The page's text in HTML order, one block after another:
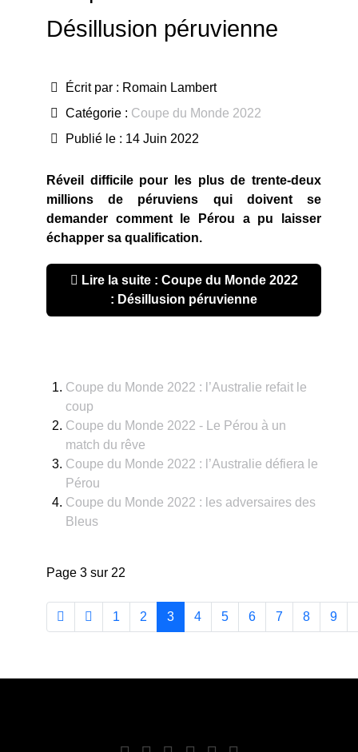
Désillusion péruvienne
Écrit par : Romain Lambert
Catégorie : Coupe du Monde 2022
Publié le : 14 Juin 2022
Réveil difficile pour les plus de trente-deux
millions de péruviens qui doivent se
demander comment le Pérou a pu laisser
échapper sa qualification.
Lire la suite : Coupe du Monde 2022
: Désillusion péruvienne
Coupe du Monde 2022 : l’Australie refait le
coup
Coupe du Monde 2022 - Le Pérou à un
match du rêve
Coupe du Monde 2022 : l’Australie défiera le
Pérou
Coupe du Monde 2022 : les adversaires des
Bleus
Page 3 sur 22
1 2 3 4 5 6 7 8 9